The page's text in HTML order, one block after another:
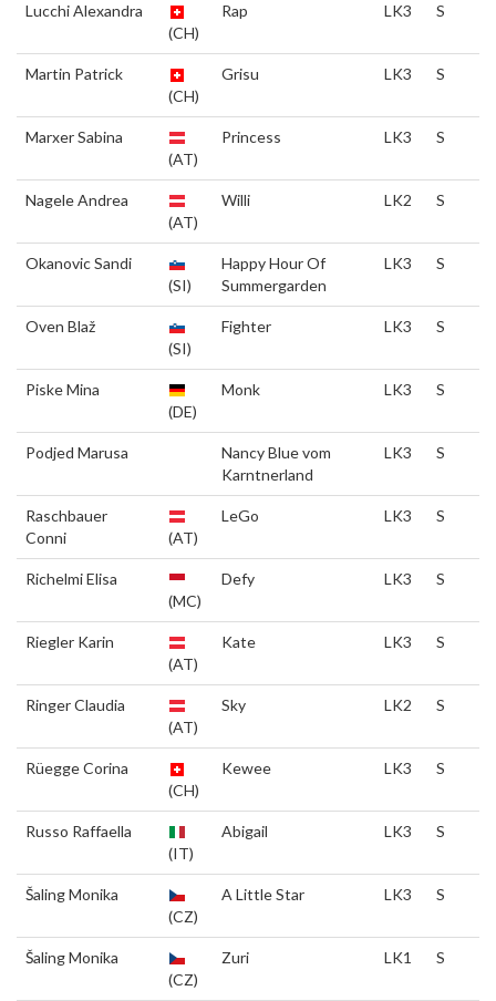
Lucchi Alexandra
(CH)
Rap LK3 S
Martin Patrick
(CH)
Grisu LK3 S
Marxer Sabina
(AT)
Princess LK3 S
Nagele Andrea
(AT)
Willi LK2 S
Okanovic Sandi
(SI)
Happy Hour Of
Summergarden
LK3 S
Oven Blaž
(SI)
Fighter LK3 S
Piske Mina
(DE)
Monk LK3 S
Podjed Marusa
Nancy Blue vom
Karntnerland
LK3 S
Raschbauer
Conni
(AT)
LeGo LK3 S
Richelmi Elisa
(MC)
Defy LK3 S
Riegler Karin
(AT)
Kate LK3 S
Ringer Claudia
(AT)
Sky LK2 S
Rüegge Corina
(CH)
Kewee LK3 S
Russo Raffaella
(IT)
Abigail LK3 S
Šaling Monika
(CZ)
A Little Star LK3 S
Šaling Monika
(CZ)
Zuri LK1 S